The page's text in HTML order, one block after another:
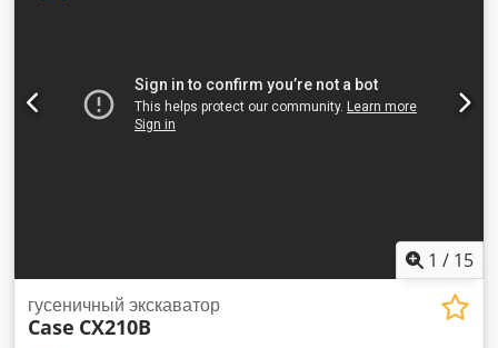
1 / 15
гусеничный экскаватор
Case CX210B